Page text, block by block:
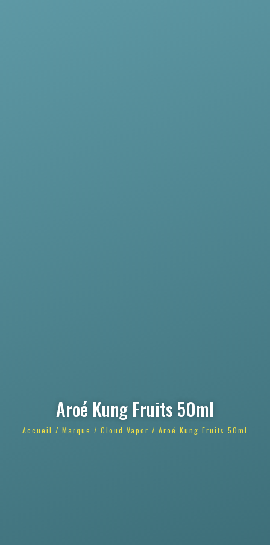
Aroé Kung Fruits 50ml
Accueil / Marque / Cloud Vapor / Aroé Kung Fruits 50ml